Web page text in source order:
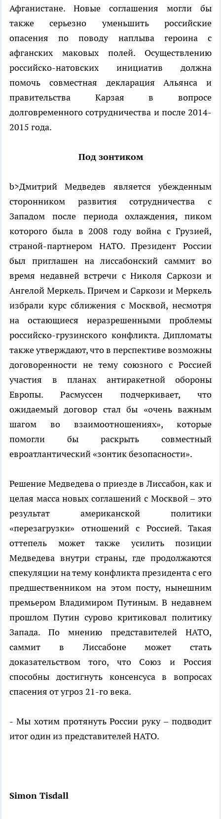
Афганистане. Новые соглашения могли бы
также серьезно уменьшить российские
опасения по поводу наплыва героина с
афганских маковых полей. Осуществлению
российско-натовских инициатив должна
помочь совместная декларация Альянса и
правительства Карзая в вопросе
долговременного сотрудничества и после 2014-
2015 года.
Под зонтиком
b>Дмитрий Медведев является убежденным
сторонником развития сотрудничества с
Западом после периода охлаждения, пиком
которого была в 2008 году война с Грузией,
страной-партнером НАТО. Президент России
был приглашен на лиссабонский саммит во
время недавней встречи с Николя Саркози и
Ангелой Меркель. Причем и Саркози и Меркель
избрали курс сближения с Москвой, несмотря
на остающиеся неразрешенными проблемы
российско-грузинского конфликта. Дипломаты
также утверждают, что в перспективе возможны
договоренности не тему союзного с Россией
участия в планах антиракетной обороны
Европы. Расмуссен подчеркивает, что
ожидаемый договор стал бы «очень важным
шагом во взаимоотношениях», которые
помогли бы раскрыть совместный
евроатлантический «зонтик безопасности».
Решение Медведева о приезде в Лиссабон, как и
целая масса новых соглашений с Москвой – это
результат американской политики
«перезагрузки» отношений с Россией. Такая
оттепель может также усилить позиции
Медведева внутри страны, где продолжаются
спекуляции на тему конфликта президента с его
предшественником на этом посту, нынешним
премьером Владимиром Путиным. В недавнем
прошлом Путин сурово критиковал политику
Запада. По мнению представителей НАТО,
саммит в Лиссабоне может стать
доказательством того, что Союз и Россия
способны достигнуть консенсуса в вопросах
спасения от угроз 21-го века.
- Мы хотим протянуть России руку – подводит
итог один из представителей НАТО.
Simon Tisdall